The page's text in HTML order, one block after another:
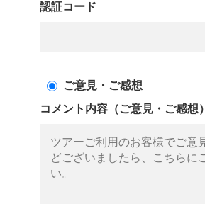
認証コード
ご意見・ご感想
コメント内容（ご意見・ご感想）